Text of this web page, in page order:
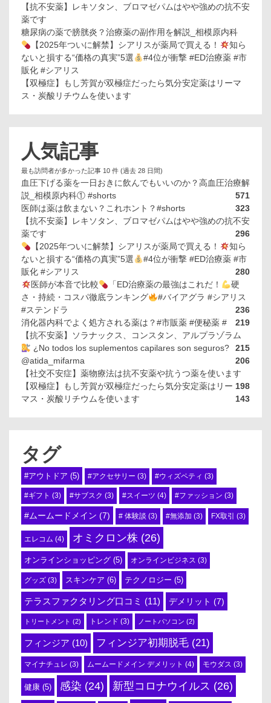
【抗不安薬】レキソタン、ブロマゼパムはやや強めの抗不安
薬です
糖尿病の薬で膀胱炎？治療薬の副作用を解説_相模原内科
【2025年ついに解禁】シアリスが薬局で買える！
知ら
ないと損する“価格の真実”5選
#4位が衝撃 #ED治療薬 #市
販化 #シアリス
【双極症】もし芳賀が双極症だったら気分安定薬はリーマ
ス・炭酸リチウムを使います
人気記事
最も訪問者が多かった記事 10 件 (過去 28 日間)
血圧下げる薬を一日おきに飲んでもいいのか？高血圧治療解
説_相模原内科① #shorts
571
医師は薬は飲まない？これホント？#shorts
323
【抗不安薬】レキソタン、ブロマゼパムはやや強めの抗不安
薬です
296
【2025年ついに解禁】シアリスが薬局で買える！
知ら
ないと損する“価格の真実”5選
#4位が衝撃 #ED治療薬 #市
販化 #シアリス
280
医師が本音で比較
「ED治療薬の最強はこれだ！
硬
さ・持続・コスパ徹底ランキング
#バイアグラ #シアリス
#ステンドラ
236
消化器内科でよく処方される薬は？#市販薬 #便秘薬 #
219
【抗不安薬】ソラナックス、コンスタン、アルプラゾラム
215
¿No todos los suplementos capilares son seguros?
@atida_mifarma
206
【社交不安症】薬物療法は抗不安薬や抗うつ薬を使います
198
【双極症】もし芳賀が双極症だったら気分安定薬はリー
マス・炭酸リチウムを使います
143
タグ
#アウトドア (5) #アクセサリー (3) #ウィズペティ (3)
#ギフト (3) #サブスク (3) #スイーツ (4) #ファッション (3)
#ムームードメイン (7) # 体験談 (3) #無添加 (3) FX取引 (3)
エレコム (4) オミクロン株 (26)
オンラインショッピング (5) オンラインビジネス (3)
グッズ (3) スキンケア (6) テクノロジー (5)
テラスファクタリング口コミ (11) デメリット (7)
トリートメント (2) トレンド (3) ノートパソコン (2)
フィンジア (10) フィンジア初期脱毛 (21)
マイナチュレ (3) ムームードメイン デメリット (4) モウダス (3)
健康 (5) 感染 (24) 新型コロナウイルス (26)